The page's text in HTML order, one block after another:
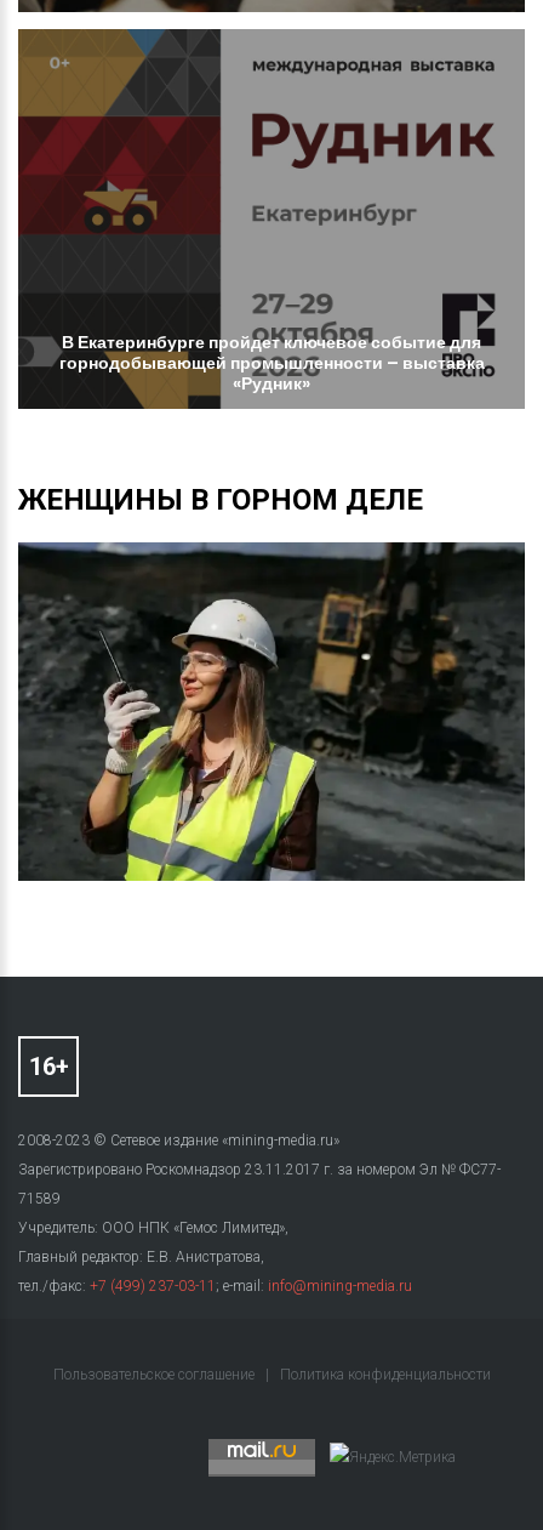
В Екатеринбурге пройдетключевоесобытиедля
горнодобывающей промышленности – выставка
«Рудник»
ЖЕНЩИНЫ В ГОРНОМ ДЕЛЕ
2008-2023 © Сетевое издание «mining-media.ru»
Зарегистрировано Роскомнадзор 23.11.2017 г. за номером Эл № ФС77-
71589
Учредитель: ООО НПК «Гемос Лимитед»,
Главный редактор: Е.В. Анистратова,
тел./факс: +7 (499) 237-03-11 ; e-mail: info@mining-media.ru
Пользовательское соглашение Политика конфиденциальности